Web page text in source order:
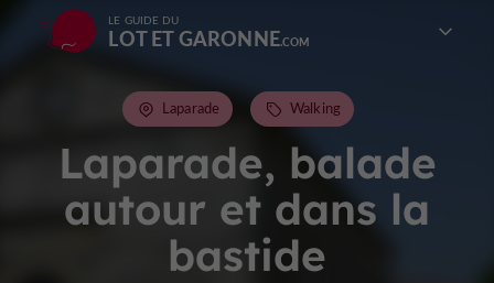
LE GUIDE DU
LOT ET GARONNE
Laparade, balade
autour et dans la
bastide
Laparade Walking